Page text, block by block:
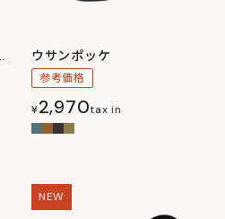
サイズ） ウサンポッケ
参考価格
¥2,970tax in
NEW